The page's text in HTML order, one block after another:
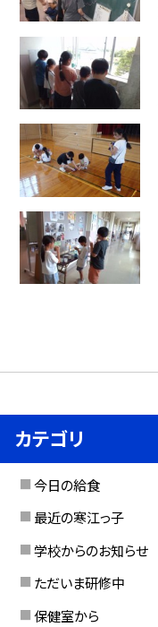
カテゴリ
今日の給食
最近の寒江っ子
学校からのお知らせ
ただいま研修中
保健室から